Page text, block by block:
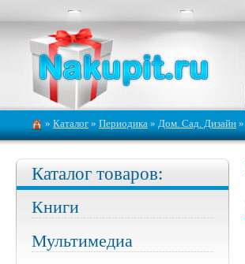
» Каталог » Периодика » Дом. Сад. Дизайн
Каталог товаров:
Книги
Мультимедиа